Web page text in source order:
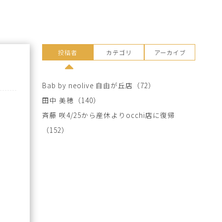
投稿者 カテゴリ アーカイブ
Bab by neolive 自由が丘店 （72）
田中 美穂 （140）
斉藤 咲4/25から産休よりocchi店に復帰
（152）